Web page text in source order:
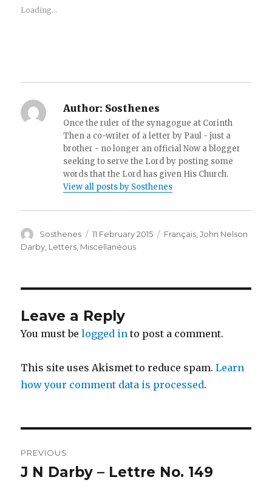
Loading...
Author: Sosthenes
Once the ruler of the synagogue at Corinth
Then a co-writer of a letter by Paul - just a
brother - no longer an official Now a blogger
seeking to serve the Lord by posting some
words that the Lord has given His Church.
View all posts by Sosthenes
Author
Sosthenes
Posted
on
11 February 2015 Categories
Français ,John Nelson
Darby Letters Miscellaneous
Leave a Reply
You must belogged in to post a comment.
This site uses Akismet to reduce spam.Learn
how your comment data is processed.
navigation
PREVIOUS
Previous
J N Darby – Lettre No. 149